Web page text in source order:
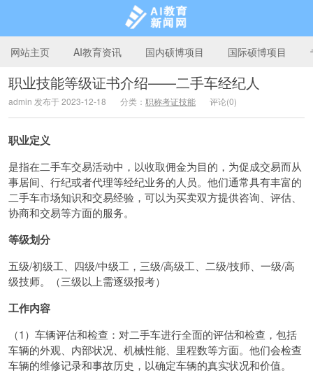
AI教育新闻网
网站主页 AI教育资讯 国内硕博项目 国际硕博项目
职业技能等级证书介绍——二手车经纪人
admin 发布于 2023-12-18 分类： 职称考证技能 评论(0)
职业定义
是指在二手车交易活动中，以收取佣金为目的，为促成交易而从
事居间、行纪或者代理等经纪业务的人员。他们通常具有丰富的
二手车市场知识和交易经验，可以为买卖双方提供咨询、评估、
协商和交易等方面的服务。
等级划分
五级/初级工、四级/中级工，三级/高级工、二级/技师、一级/高
级技师。（三级以上需逐级报考）
工作内容
（1）车辆评估和检查：对二手车进行全面的评估和检查，包括
车辆的外观、内部状况、机械性能、里程数等方面。他们会检查
车辆的维修记录和事故历史，以确定车辆的真实状况和价值。